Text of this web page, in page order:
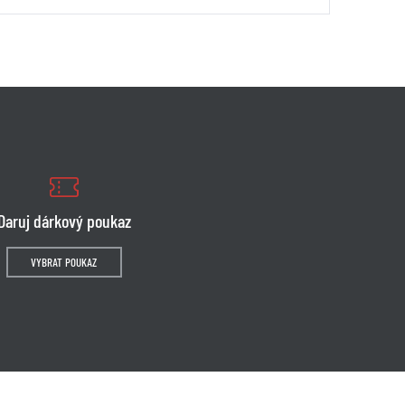
dárkový poukaz
VYBRAT POUKAZ